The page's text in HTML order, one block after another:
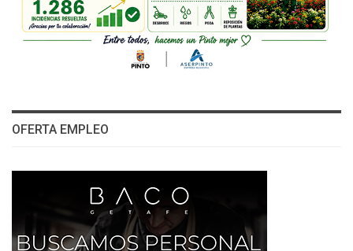
OFERTA EMPLEO